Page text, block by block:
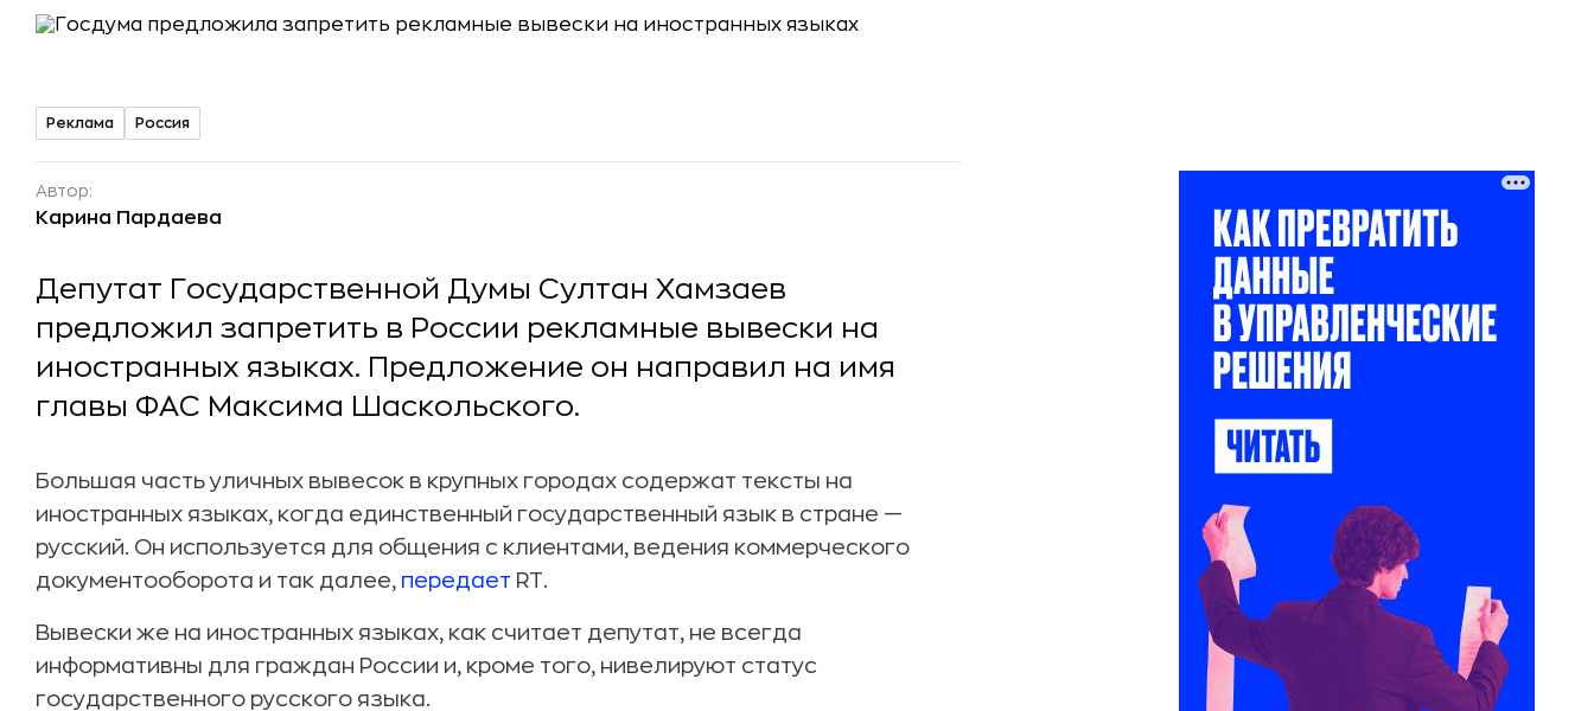
Реклама Россия
Автор:
Карина Пардаева
Депутат Государственной Думы Султан Хамзаев
предложил запретить в России рекламные вывески на
иностранных языках. Предложение он направил на имя
главы ФАС Максима Шаскольского.
Большая часть уличных вывесок в крупных городах содержат тексты на
иностранных языках, когда единственный государственный язык в стране —
русский. Он используется для общения с клиентами, ведения коммерческого
документооборота и так далее, передает RT.
Вывески же на иностранных языках, как считает депутат, не всегда
информативны для граждан России и, кроме того, нивелируют статус
государственного русского языка.